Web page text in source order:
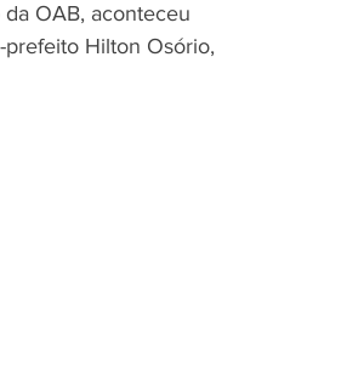
OAB, aconteceu
Hilton Osório,